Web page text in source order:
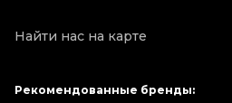
Найти нас на карте
Рекомендованные бренды: